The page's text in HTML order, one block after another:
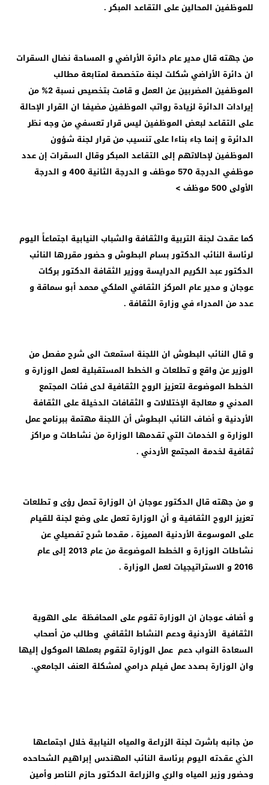
للموظفين المحالين على التقاعد المبكر .
من جهته قال مدير عام دائرة الأراضي و المساحة نضال السقرات
ان دائرة الأراضي شكلت لجنة متخصصة لمتابعة مطالب
الموظفين المضربين عن العمل و قامت بتخصيص نسبة 2% من
إيرادات الدائرة لزيادة رواتب الموظفين مضيفا ان القرار الإحالة
على التقاعد لبعض الموظفين ليس قرار تعسفي من وجه نظر
الدائرة و إنما جاء بناءا على تنسيب من قرار لجنة شؤون
الموظفين لإحالاتهم إلى التقاعد المبكر وقال السقرات إن عدد
موظفي الدرجة 570 موظف و الدرجة الثانية 400 و الدرجة
الأولى 500 موظف
>
كما عقدت لجنة التربية والثقافة والشباب النيابية اجتماعاً اليوم
لرئاسة النائب الدكتور بسام البطوش و حضور مقررها النائب
الدكتور عبد الكريم الدرايسة ووزير الثقافة الدكتور بركات
عوجان و مدير عام المركز الثقافي الملكي محمد أبو سماقة و
عدد من المدراء في وزارة الثقافة .
و قال النائب البطوش ان اللجنة استمعت الى شرح مفصل من
الوزير عن واقع و تطلعات و الخطط المستقبلية لعمل الوزارة و
الخطط الموضوعة لتعزيز الروح الثقافية لدى فئات المجتمع
المدني و معالجة الإختلالات و الثقافات الدخيلة على الثقافة
الأردنية و أضاف النائب البطوش أن اللجنة مهتمة ببرنامج عمل
الوزارة و الخدمات التي تقدمها الوزارة من نشاطات و مراكز
ثقافية لخدمة المجتمع الأردني .
و من جهته قال الدكتور عوجان ان الوزارة تحمل رؤى و تطلعات
تعزيز الروح الثقافية و أن الوزارة تعمل على وضع لجنة للقيام
على الموسوعة الأردنية المميزة ، مقدما شرح تفصيلي عن
نشاطات الوزارة و الخطط الموضوعة من عام 2013 إلى عام
2016 و الاستراتيجيات لعمل الوزارة .
و أضاف عوجان ان الوزارة تقوم على المحافظة على الهوية
الثقافية الأردنية ودعم النشاط الثقافي وطالب من أصحاب
السعادة النواب دعم عمل الوزارة لتقوم بعملها الموكول إليها
وان الوزارة بصدد عمل فيلم درامي لمشكلة العنف الجامعي.
من جانبه باشرت لجنة الزراعة والمياه النيابية خلال اجتماعها
الذي عقدته اليوم برئاسة النائب المهندس إبراهيم الشحاحده
وحضور وزير المياه والري والزراعة الدكتور حازم الناصر وأمين